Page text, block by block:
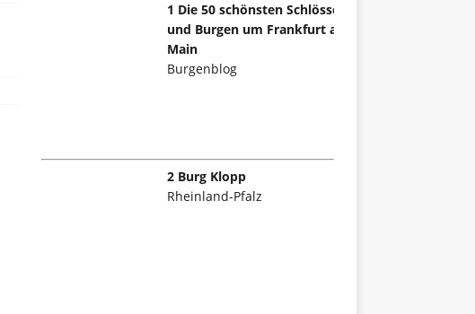
1 Die 50 schönsten Schlösser
und Burgen um Frankfurt am
Main
Burgenblog
2 Burg Klopp
Rheinland-Pfalz